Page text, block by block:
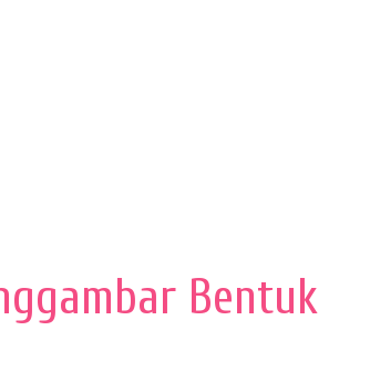
Bentuk